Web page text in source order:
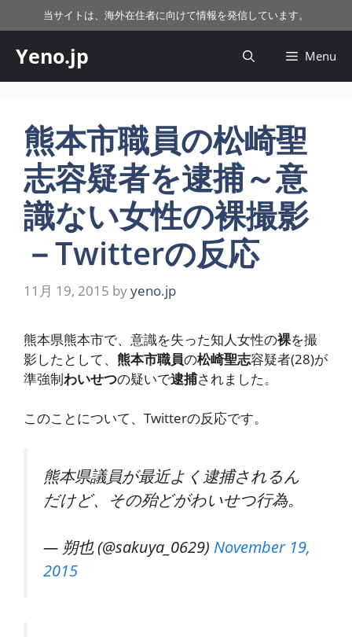
ン
ツ
当サイトは、海外在住者に向けて情報を発信しています。
Yeno.jp Menu
熊本市職員の松崎聖
志容疑者を逮捕～意
識ない女性の裸撮影
－Twitterの反応
11月 19, 2015 byyeno.jp
熊本県熊本市で、意識を失った知人女性の裸を撮
影したとして、 熊本市職員の松崎聖志容疑者(28)が
準強制わいせつの疑いで逮捕されました。
このことについて、Twitterの反応です。
熊本県議員が最近よく逮捕されるん
だけど、その殆どがわいせつ行為。
— 朔也 (@sakuya_0629) November 19,
2015